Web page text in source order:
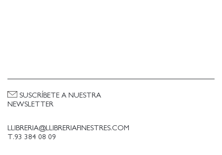
LLIBRERIA@LLIBRERIAFINESTRES.COM
T.93 384 08 09
SUSCRÍBETE A NUESTRA
NEWSLETTER